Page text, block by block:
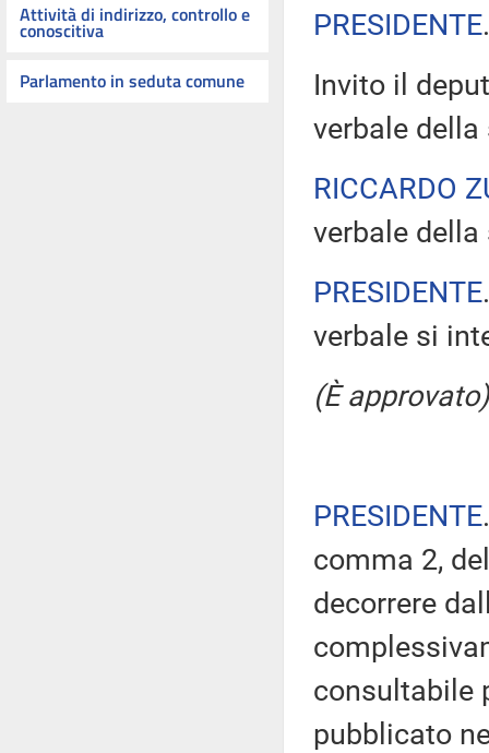
Attività di indirizzo, controllo e
conoscitiva
Parlamento in seduta comune
PRESIDENTE
Invito il
verbale della
RICCARDO
verbale
PRESIDENTE
verbale si
(È approvato)
PRESIDENTE
comma 2,
decorrere
consultabile
pubblicato